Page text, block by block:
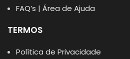
FAQ’s | Área de Ajuda
TERMOS
Política de Privacidade